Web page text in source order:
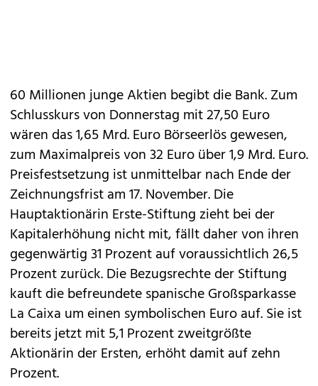
60 Millionen junge Aktien begibt die Bank. Zum
Schlusskurs von Donnerstag mit 27,50 Euro
wären das 1,65 Mrd. Euro Börseerlös gewesen,
zum Maximalpreis von 32 Euro über 1,9 Mrd. Euro.
Preisfestsetzung ist unmittelbar nach Ende der
Zeichnungsfrist am 17. November. Die
Hauptaktionärin Erste-Stiftung zieht bei der
Kapitalerhöhung nicht mit, fällt daher von ihren
gegenwärtig 31 Prozent auf voraussichtlich 26,5
Prozent zurück. Die Bezugsrechte der Stiftung
kauft die befreundete spanische Großsparkasse
La Caixa um einen symbolischen Euro auf. Sie ist
bereits jetzt mit 5,1 Prozent zweitgrößte
Aktionärin der Ersten, erhöht damit auf zehn
Prozent.